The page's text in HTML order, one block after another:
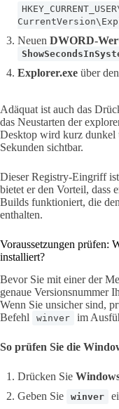
Neuen DWORD-
Explorer.exe über
Adäquat ist auch das
das Neustarten der
Desktop wird kurz dunkel
Sekunden sichtbar.
Dieser Registry-Eingriff
bietet er den Vorteil, dass
Builds funktioniert, die
enthalten.
Voraussetzungen prüfen:
installiert?
Bevor Sie mit einer der
genaue Versionsnummer
Wenn Sie unsicher sind,
Befehl
winver im
So prüfen Sie die
Drücken Sie
Geben Sie
winver